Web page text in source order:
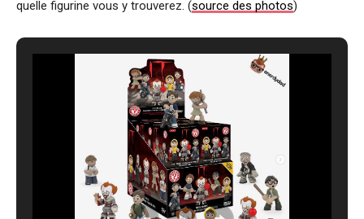
quelle figurine vous y trouverez. (source des photos)